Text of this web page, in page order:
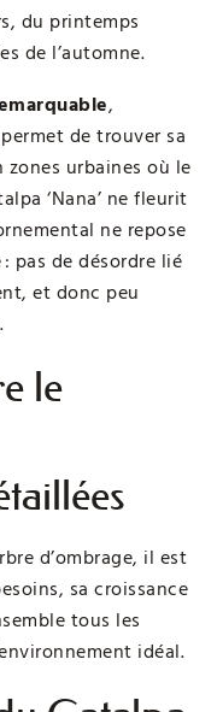
du printemps
de l’automne.
,
de trouver sa
zones urbaines où le
‘Nana’ ne fleurit
ne repose
pas de désordre lié
et donc peu
le
d’ombrage, il est
sa croissance
tous les
idéal.